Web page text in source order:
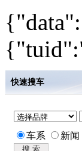
{"data":
快速搜车
车系 新闻